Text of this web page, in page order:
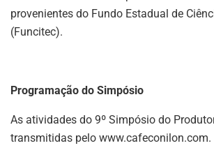
provenientes do Fundo Estadual de
(Funcitec).
Programação do Simpósio
As atividades do 9º Simpósio do
transmitidas pelo www.cafeconilon.com.